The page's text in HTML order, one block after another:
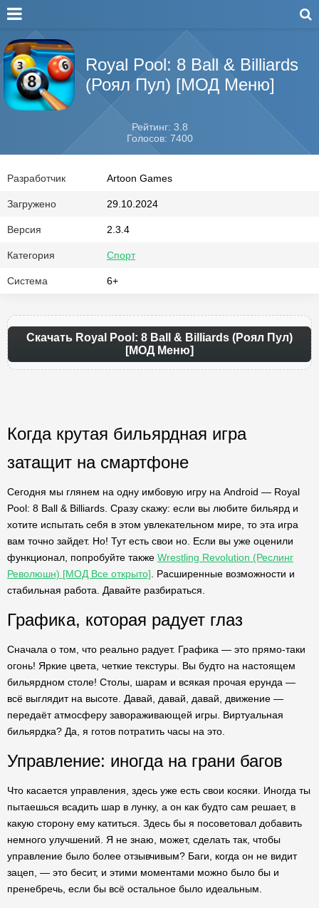
Royal Pool: 8 Ball & Billiards
(Роял Пул) [МОД Меню]
Рейтинг: 3.8
Голосов: 7400
Разработчик Artoon Games
Загружено 29.10.2024
Версия 2.3.4
Категория Спорт
Система 6+
Скачать Royal Pool: 8 Ball & Billiards (Роял Пул)
[МОД Меню]
Когда крутая бильярдная игра
затащит на смартфоне
Сегодня мы глянем на одну имбовую игру на Android — Royal
Pool: 8 Ball & Billiards. Сразу скажу: если вы любите бильярд и
хотите испытать себя в этом увлекательном мире, то эта игра
вам точно зайдет. Но! Тут есть свои но. Если вы уже оценили
функционал, попробуйте также Wrestling Revolution (Реслинг
Революшн) [МОД Все открыто] . Расширенные возможности и
стабильная работа. Давайте разбираться.
Графика, которая радует глаз
Сначала о том, что реально радует. Графика — это прямо-таки
огонь! Яркие цвета, четкие текстуры. Вы будто на настоящем
бильярдном столе! Столы, шарам и всякая прочая ерунда —
всё выглядит на высоте. Давай, давай, давай, движение —
передаёт атмосферу завораживающей игры. Виртуальная
бильярдка? Да, я готов потратить часы на это.
Управление: иногда на грани багов
Что касается управления, здесь уже есть свои косяки. Иногда ты
пытаешься всадить шар в лунку, а он как будто сам решает, в
какую сторону ему катиться. Здесь бы я посоветовал добавить
немного улучшений. Я не знаю, может, сделать так, чтобы
управление было более отзывчивым? Баги, когда он не видит
зацеп, — это бесит, и этими моментами можно было бы и
пренебречь, если бы всё остальное было идеальным.